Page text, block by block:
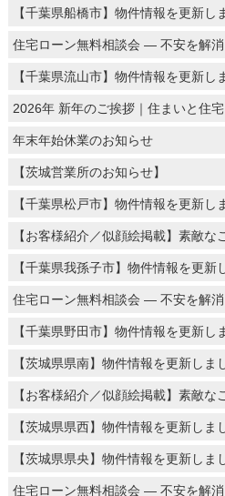
【千葉県船橋市】物件情報を更新し
住宅ローン無料相談会 ― 不安を解消
【千葉県流山市】物件情報を更新し
2026年 新年のご挨拶｜住まいと住
年末年始休業のお知らせ
【茨城営業所のお知らせ】
【千葉県松戸市】物件情報を更新し
【お客様紹介／似顔絵掲載】素敵
【千葉県我孫子市】物件情報を更新
住宅ローン無料相談会 ― 不安を解消
【千葉県野田市】物件情報を更新し
【茨城県県南】物件情報を更新しま
【お客様紹介／似顔絵掲載】素敵
【茨城県県西】物件情報を更新しま
【茨城県県央】物件情報を更新しま
住宅ローン無料相談会 ― 不安を解消